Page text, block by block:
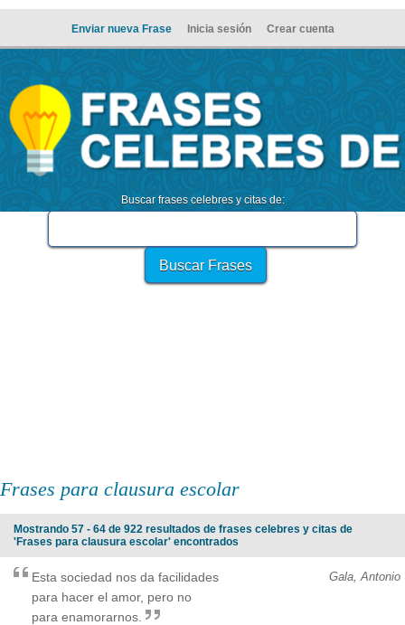
Enviar nueva Frase Inicia sesión Crear cuenta
Buscar frases celebres y citas de:
Frases para clausura escolar
Mostrando 57 - 64 de 922 resultados de frases celebres y citas de
'Frases para clausura escolar' encontrados
Gala, Antonio
Esta sociedad nos da facilidades
para hacer el amor, pero no
para enamorarnos.